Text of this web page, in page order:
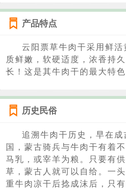
产品特点
云阳票草牛肉干采用鲜
质鲜嫩，软硬适度，浓香持
长！这是其牛肉干的最大特色
历史民俗
追溯牛肉干历史，早在成
国，蒙古骑兵与牛肉干有着
马乳，或宰羊为粮。只要有
草，蒙古人就可以自给。一
重牛肉凉干后捻成沫后，只